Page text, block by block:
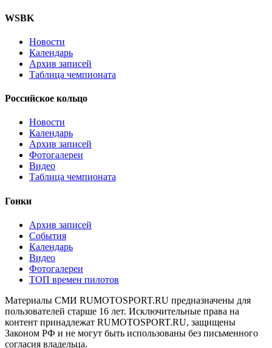
WSBK
Новости
Календарь
Архив записей
Таблица чемпионата
Российское кольцо
Новости
Календарь
Архив записей
Фотогалереи
Видео
Таблица чемпионата
Гонки
Архив записей
События
Календарь
Видео
Фотогалереи
ТОП времен пилотов
Материалы СМИ RUMOTOSPORT.RU предназначены для
пользователей старше 16 лет. Исключительные права на
контент принадлежат RUMOTOSPORT.RU, защищены
Законом РФ и не могут быть использованы без письменного
согласия владельца.